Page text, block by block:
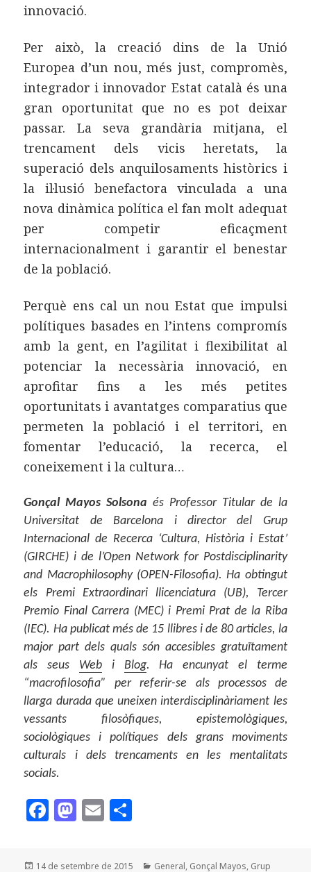
innovació.
Per això, la creació dins de la Unió
Europea d’un nou, més just, compromès,
integrador i innovador Estat català és una
gran oportunitat que no es pot deixar
passar. La seva grandària mitjana, el
trencament dels vicis heretats, la
superació dels anquilosaments històrics i
la il·lusió benefactora vinculada a una
nova dinàmica política el fan molt adequat
per competir eficaçment
internacionalment i garantir el benestar
de la població.
Perquè ens cal un nou Estat que impulsi
polítiques basades en l’intens compromís
amb la gent, en l’agilitat i flexibilitat al
potenciar la necessària innovació, en
aprofitar fins a les més petites
oportunitats i avantatges comparatius que
permeten la població i el territori, en
fomentar l’educació, la recerca, el
coneixement i la cultura…
Gonçal Mayos Solsonaés Professor Titular de la
Universitat de Barcelona i director del Grup
Internacional de Recerca ‘Cultura, Història i Estat’
(GIRCHE) i de l’Open Network for Postdisciplinarity
and Macrophilosophy (OPEN-Filosofia). Ha obtingut
els Premi Extraordinari llicenciatura (UB), Tercer
Premio Final Carrera (MEC) i Premi Prat de la Riba
(IEC). Ha publicat més de 15 llibres i de 80 articles, la
major part dels quals són accesibles gratuïtament
als seus Webi Blog. Ha encunyat el terme
“macrofilosofia” per referir-se als processos de
llarga durada que uneixen interdisciplinàriament les
vessants filosòfiques, epistemològiques,
sociològiques i polítiques dels grans moviments
culturals i dels trencaments en les mentalitats
socials.
F
c
M
to
E
ai
Publicat
14 de setembre de 2015 Categories
General, Gonçal Mayos, Grup